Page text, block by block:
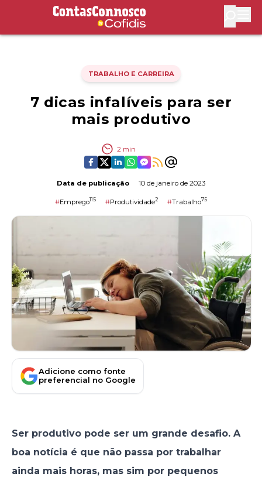
Contas Connosco by Cofidis
TRABALHO E CARREIRA
7 dicas infalíveis para ser
mais produtivo
2 min
Data de publicação 10 de janeiro de 2023
#Emprego115 #Produtividade2 #Trabalho75
Adicione como fonte
preferencial no Google
Ser produtivo pode ser um grande desafio. A
boa notícia é que não passa por trabalhar
ainda mais horas, mas sim por pequenos